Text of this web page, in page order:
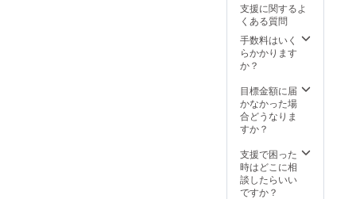
支援に関するよ
くある質問
手数料はいく
らかかります
か？
目標金額に届
かなかった場
合どうなりま
すか？
支援で困った
時はどこに相
談したらいい
ですか？